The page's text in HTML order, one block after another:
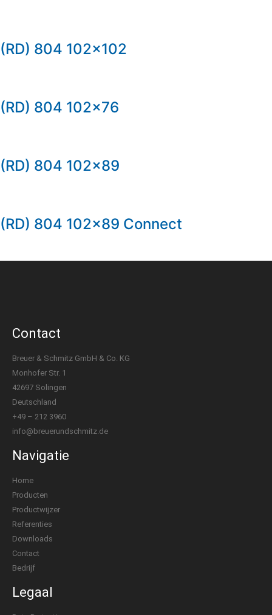
(RD) 804 102×102
(RD) 804 102×76
(RD) 804 102×89
(RD) 804 102×89 Connect
Contact
Breuer & Schmitz GmbH & Co. KG
Monhofer Str. 1
42697 Solingen
Deutschland
+49 – 212 3960
info@breuerundschmitz.de
Navigatie
Home
Producten
Productwijzer
Referenties
Downloads
Contact
Bedrijf
Legaal